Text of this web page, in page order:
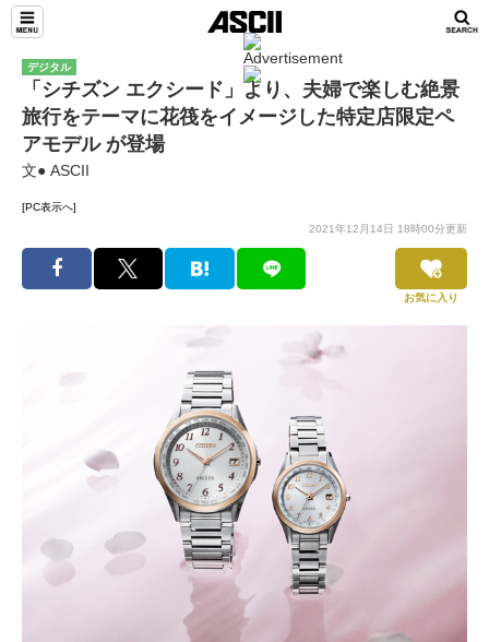
デジタル
「シチズン エクシード」より、夫婦で楽しむ絶景
旅行をテーマに花筏をイメージした特定店限定ペ
アモデル が登場
文● ASCII
[PC表示へ]
2021年12月14日 18時00分更新
お気に入り